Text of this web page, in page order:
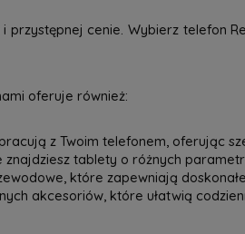
cenie. Wybierz telefon
oferuje również:
z Twoim telefonem, oferując
tablety o różnych
które zapewniają
akcesoriów, które ułatwią